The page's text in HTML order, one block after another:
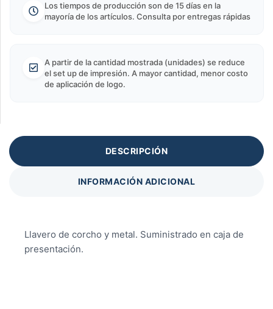
Los tiempos de producción son de 15 días en la
mayoría de los artículos. Consulta por entregas rápidas
A partir de la cantidad mostrada (unidades) se reduce
el set up de impresión. A mayor cantidad, menor costo
de aplicación de logo.
DESCRIPCIÓN
INFORMACIÓN ADICIONAL
Llavero de corcho y metal. Suministrado en caja de
presentación.